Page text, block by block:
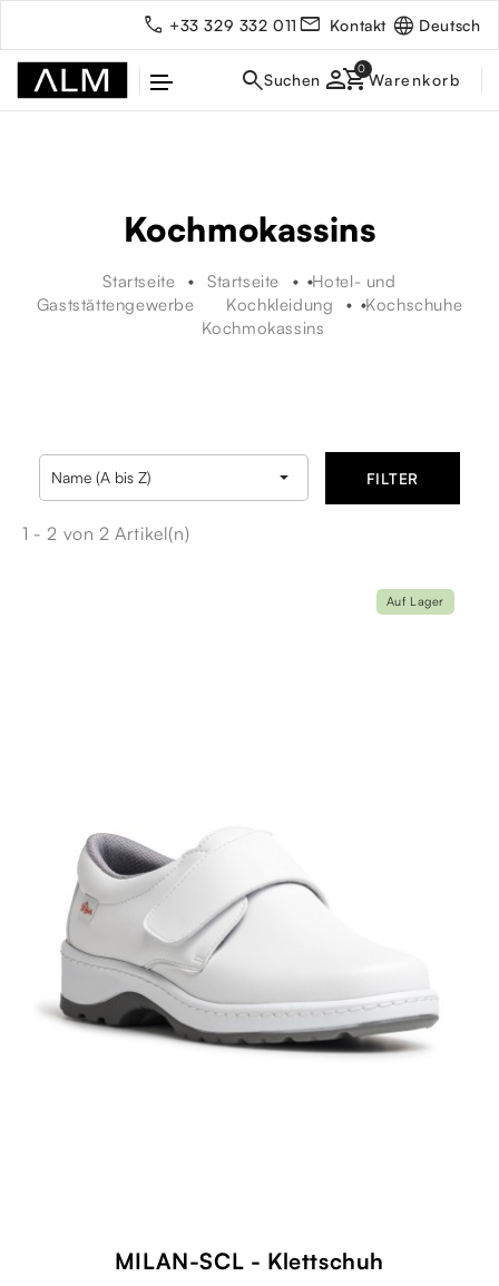
+33 329 332 011 Kontakt Deutsch
person
Kochmokassins
Startseite Startseite
Hotel- und
Gaststättengewerbe
Kochkleidung
Kochschuhe
Kochmokassins
Name (A bis Z)  FILTER
1 - 2 von 2 Artikel(n)
MILAN-SCL - Klettschuh
Auf Lager